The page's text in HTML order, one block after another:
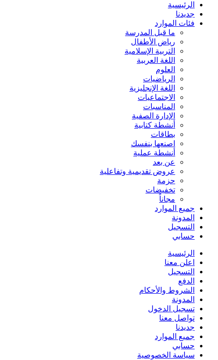
الرئيسية
جديدنا
فئات الموارد
ما قبل المدرسة
رياض الأطفال
التربية الإسلامية
اللغة العربية
العلوم
الرياضيات
اللغة الإنجليزية
الاجتماعيات
المناسبات
الإدارة الصفية
أنشطة كتابية
بطاقات
اصنعها بنفسك
أنشطة عملية
عن بعد
عروض تقديمية وتفاعلية
حزمة
تخفيضات
مجاناً
جميع الموارد
المدونة
التسجيل
حسابي
الرئيسية
اعلن معنا
التسجيل
الدفع
الشروط والأحكام
المدونة
تسجيل الدخول
تواصل معنا
جديدنا
جميع الموارد
حسابي
سياسة الخصوصية